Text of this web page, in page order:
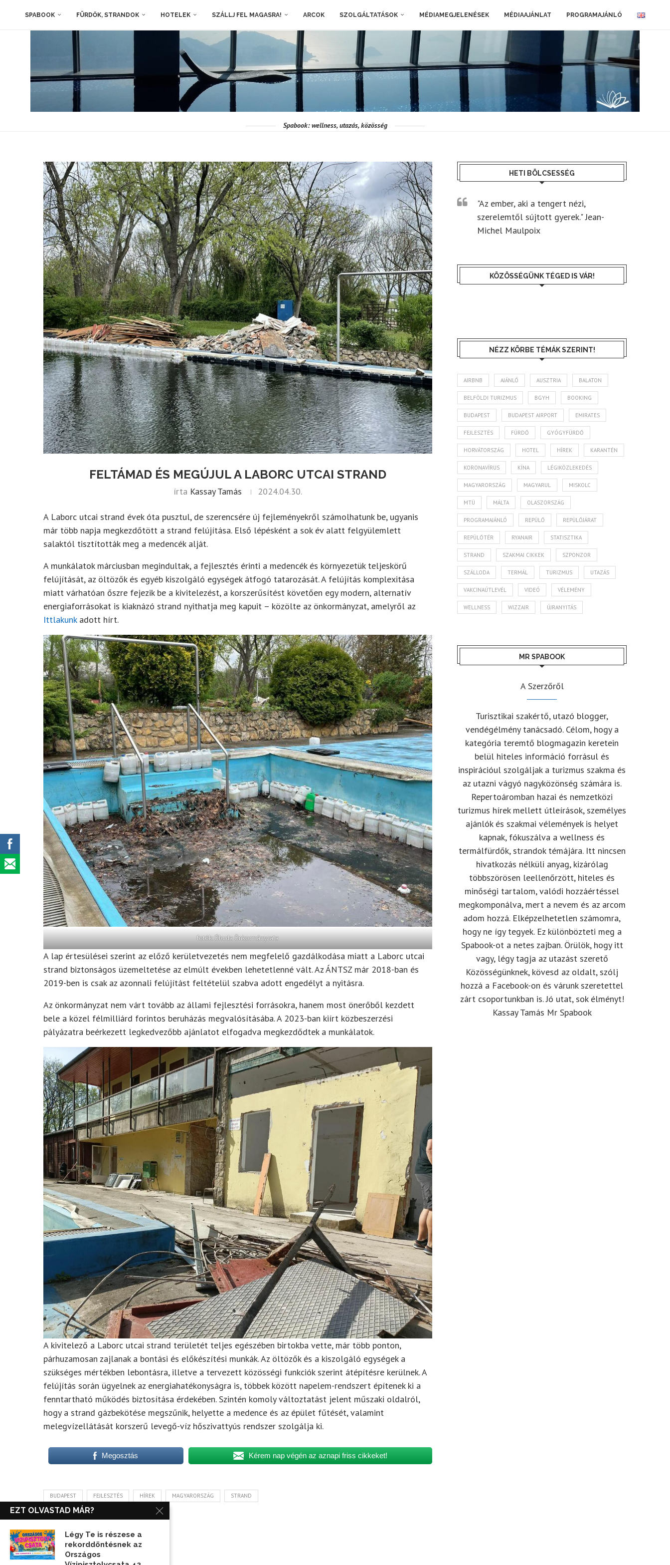
SPABOOK FÜRDŐK, STRANDOK HOTELEK SZÁLLJ FEL MAGASRA! ARCOK SZOLGÁLTATÁSOK MÉDIAMEGJELENÉSEK MÉDIAAJÁNLAT PROGRAMAJÁNLÓ
Spabook: wellness, utazás, közösség
FELTÁMAD ÉS MEGÚJUL A LABORC UTCAI STRAND
írta Kassay Tamás 2024.04.30.
A Laborc utcai strand évek óta pusztul, de szerencsére új fejleményekről számolhatunk be, ugyanis
már több napja megkezdőtött a strand felújítása. Első lépésként a sok év alatt felgyülemlett
salaktól tisztították meg a medencék alját.
A munkálatok márciusban megindultak, a fejlesztés érinti a medencék és környezetük teljeskörű
felújítását, az öltözők és egyéb kiszolgáló egységek átfogó tatarozását. A felújítás komplexitása
miatt várhatóan őszre fejezik be a kivitelezést, a korszerűsítést követően egy modern, alternatív
energiaforrásokat is kiaknázó strand nyithatja meg kapuit – közölte az önkormányzat, amelyről az
Ittlakunkadott hírt.
fotók: Óbuda Önkormányzata
A lap értesülései szerint az előző kerületvezetés nem megfelelő gazdálkodása miatt a Laborc utcai
strand biztonságos üzemeltetése az elmúlt években lehetetlenné vált. Az ÁNTSZ már 2018-ban és
2019-ben is csak az azonnali felújítást feltételül szabva adott engedélyt a nyitásra.
Az önkormányzat nem várt tovább az állami fejlesztési forrásokra, hanem most önerőből kezdett
bele a közel félmilliárd forintos beruházás megvalósításába. A 2023-ban kiírt közbeszerzési
pályázatra beérkezett legkedvezőbb ajánlatot elfogadva megkezdődtek a munkálatok.
A kivitelező a Laborc utcai strand területét teljes egészében birtokba vette, már több ponton,
párhuzamosan zajlanak a bontási és előkészítési munkák. Az öltözők és a kiszolgáló egységek a
szükséges mértékben lebontásra, illetve a tervezett közösségi funkciók szerint átépítésre kerülnek. A
felújítás során ügyelnek az energiahatékonyságra is, többek között napelem-rendszert építenek ki a
fenntartható működés biztosítása érdekében. Szintén komoly változtatást jelent műszaki oldalról,
hogy a strand gázbekötése megszűnik, helyette a medence és az épület fűtését, valamint
melegvízellátását korszerű levegő-víz hőszivattyús rendszer szolgálja ki.
Megosztás Kérem nap végén az aznapi friss cikkeket!
BUDAPEST FEJLESZTÉS HÍREK MAGYARORSZÁG STRAND
HETI BÖLCSESSÉG
"Az ember, aki a tengert nézi,
szerelemtől sújtott gyerek." Jean-
Michel Maulpoix
KÖZÖSSÉGÜNK TÉGED IS VÁR!
NÉZZ KÖRBE TÉMÁK SZERINT!
AIRBNB AJÁNLÓ AUSZTRIA BALATON
BELFÖLDI TURIZMUS BGYH BOOKING
BUDAPEST BUDAPEST AIRPORT EMIRATES
FEJLESZTÉS FÜRDŐ GYÓGYFÜRDŐ
HORVÁTORSZÁG HOTEL HÍREK KARANTÉN
KORONAVÍRUS KÍNA LÉGIKÖZLEKEDÉS
MAGYARORSZÁG MAGYARUL MISKOLC
MTÜ MÁLTA OLASZORSZÁG
PROGRAMAJÁNLÓ REPÜLŐ REPÜLŐJÁRAT
REPÜLŐTÉR RYANAIR STATISZTIKA
STRAND SZAKMAI CIKKEK SZPONZOR
SZÁLLODA TERMÁL TURIZMUS UTAZÁS
VAKCINAÚTLEVÉL VIDEÓ VÉLEMÉNY
WELLNESS WIZZAIR ÚJRANYITÁS
MR SPABOOK
A Szerzőről
Turisztikai szakértő, utazó blogger,
vendégélmény tanácsadó. Célom, hogy a
kategória teremtő blogmagazin keretein
belül hiteles információ forrásul és
inspirációul szolgáljak a turizmus szakma és
az utazni vágyó nagyközönség számára is.
Repertoáromban hazai és nemzetközi
turizmus hírek mellett útleírások, személyes
ajánlók és szakmai vélemények is helyet
kapnak, fókuszálva a wellness és
termálfürdők, strandok témájára. Itt nincsen
hivatkozás nélküli anyag, kizárólag
többszörösen leellenőrzött, hiteles és
minőségi tartalom, valódi hozzáértéssel
megkomponálva, mert a nevem és az arcom
adom hozzá. Elképzelhetetlen számomra,
hogy ne így tegyek. Ez különbözteti meg a
Spabook-ot a netes zajban. Örülök, hogy itt
vagy, légy tagja az utazást szerető
Közösségünknek, kövesd az oldalt, szólj
hozzá a Facebook-on és várunk szeretettel
zárt csoportunkban is. Jó utat, sok élményt!
Kassay Tamás Mr Spabook
EZT OLVASTAD MÁR?
Légy Te is részese a
rekorddöntésnek az
Országos